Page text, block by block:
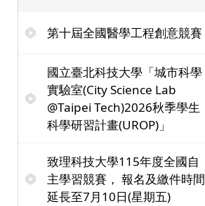
第十屆全國醫學工程創意競賽
國立臺北科技大學「城市科學
實驗室(City Science Lab
@Taipei Tech)2026秋季學生
科學研習計畫(UROP)」
致理科技大學115年度全國自
主學習競賽， 報名及繳件時間
延長至7月10日(星期五)